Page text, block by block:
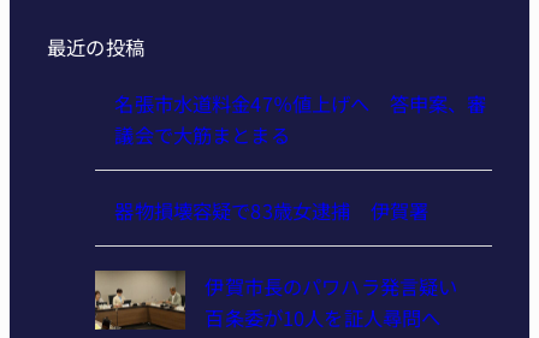
最近の投稿
名張市水道料金47％値上げへ 答申案、審
議会で大筋まとまる
器物損壊容疑で83歳女逮捕 伊賀署
伊賀市長のパワハラ発言疑い
百条委が10人を証人尋問へ